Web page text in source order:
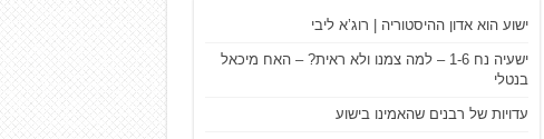
ישוע הוא אדון ההיסטוריה | רוג’א ליבי
ישעיה נח 1-6 – למה צמנו ולא ראית? – האח מיכאל
בנטלי
עדויות של רבנים שהאמינו בישוע